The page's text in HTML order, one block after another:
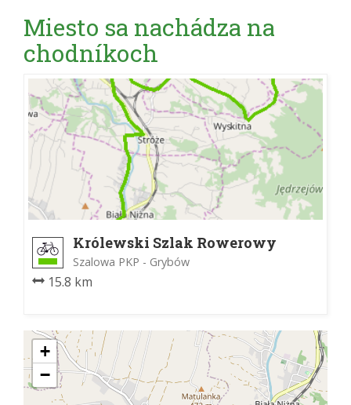
Miesto sa nachádza na
chodníkoch
Królewski Szlak Rowerowy
Szalowa PKP - Grybów
15.8 km
+
−